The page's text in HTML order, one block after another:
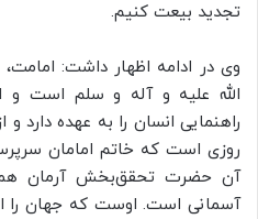
تجدید بیعت کنیم.
وی در ادامه اظهار داشت:
الله علیه و آله و سلم است
راهنمایی انسان را به عهده دارد
روزی است که خاتم امامان
آن حضرت تحقق‌بخش آرمان
آسمانی است. اوست که جهان را